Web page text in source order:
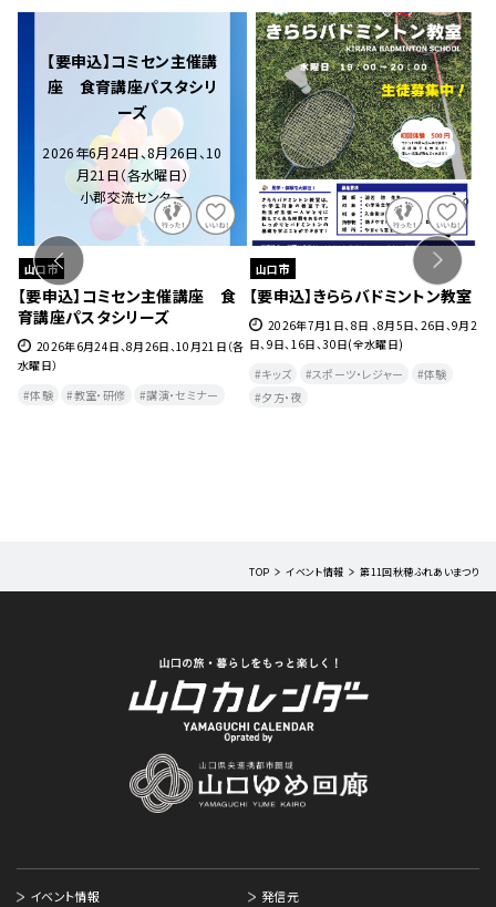
【要申込】コミセン主催講
座 食育講座パスタシリ
ーズ
2026年6月24日、8月26日、10
月21日（各水曜日）
小郡交流センター
山口市
【要申込】コミセン主催講座 食
育講座パスタシリーズ
2026年6月24日、8月26日、10月21日（各
水曜日）
体験
教室・研修 講演・セミナー
山口市
【要申込】きららバドミントン教室
2026年7月1日、8日 、8月5日、26日、9月2
日、9日、16日、30日(全水曜日)
キッズ
スポーツ・レジャー
体験
夕方・夜​
TOP イベント情報 第11回秋穂ふれあいまつり
イベント情報 発信元